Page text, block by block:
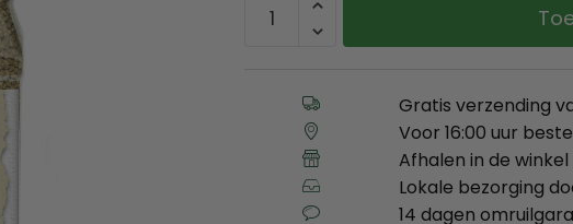
Gratis verzending
Voor 16:00 uur
Afhalen in de
Lokale bezorging
14 dagen